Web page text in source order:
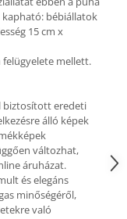
bébiállatok
15 cm x
felügyelete mellett.
biztosított eredeti
álló képek
változhat,
áruházat.
és elegáns
minőségéről,
való